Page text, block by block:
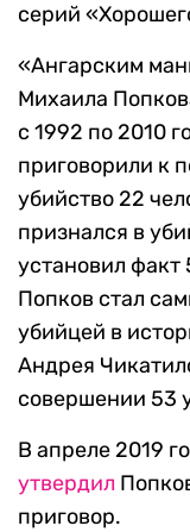
серий
«Ангарским
Михаила
с 1992 по 2010
приговорили к
убийство 22
признался в
установил факт
Попков стал
убийцей в
Андрея
совершении 53
В апреле 2019
утвердил
приговор.